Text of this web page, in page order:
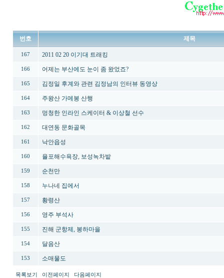
번호 제목
167 2011 02 20 이기대 트래킹
166 어제는 부산에도 눈이 좀 왔었죠?
165 김정일 후계와 관련 김정남의 인터뷰 동영상
164 주왕산 가메봉 산행
163 멍청한 인라인 스케이터 & 이상철 선수
162 대연동 문화골목
161 낙안읍성
160 율포해수욕장, 보성녹차밭
159 순천만
158 누나네 집에서
157 황령산
156 영주 부석사
155 진해 군항제, 봉하마을
154 달음산
153 소매물도
목록보기 이전페이지 다음페이지